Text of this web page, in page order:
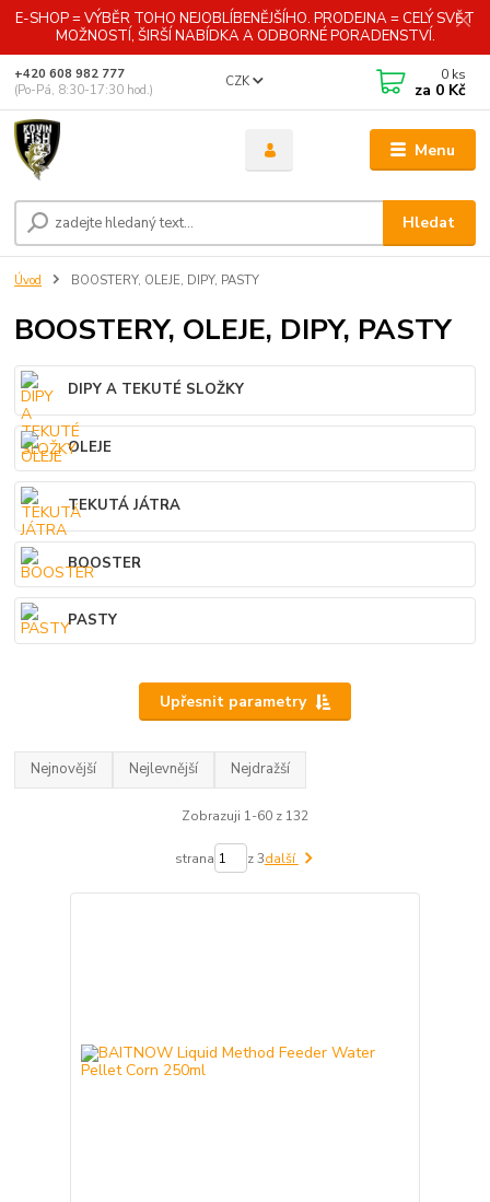
E-SHOP = VÝBĚR TOHO NEJOBLÍBENĚJŠÍHO. PRODEJNA = CELÝ SVĚT
MOŽNOSTÍ, ŠIRŠÍ NABÍDKA A ODBORNÉ PORADENSTVÍ.
Menu
CZK
Hledat
+420 608 982 777
(Po-Pá, 8:30-17:30 hod.)
0 ks
za 0 Kč
Úvod BOOSTERY, OLEJE, DIPY, PASTY
BOOSTERY, OLEJE, DIPY, PASTY
DIPY A TEKUTÉ SLOŽKY
OLEJE
TEKUTÁ JÁTRA
BOOSTER
PASTY
Upřesnit parametry
Nejnovější Nejlevnější Nejdražší
Zobrazuji 1-60 z 132
strana z 3další